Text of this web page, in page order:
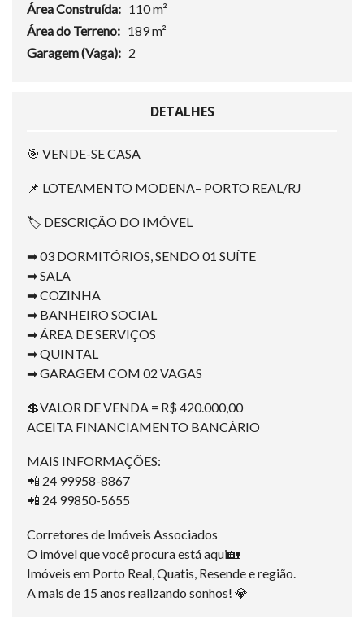
Área Construída: 110 m²
Área do Terreno: 189 m²
Garagem (Vaga): 2
DETALHES
🎯 VENDE-SE CASA
📌 LOTEAMENTO MODENA– PORTO REAL/RJ
🏷 DESCRIÇÃO DO IMÓVEL
➡ 03 DORMITÓRIOS, SENDO 01 SUÍTE
➡ SALA
➡ COZINHA
➡ BANHEIRO SOCIAL
➡ ÁREA DE SERVIÇOS
➡ QUINTAL
➡ GARAGEM COM 02 VAGAS
💲VALOR DE VENDA = R$ 420.000,00
ACEITA FINANCIAMENTO BANCÁRIO
MAIS INFORMAÇÕES:
📲 24 99958-8867
📲 24 99850-5655
Corretores de Imóveis Associados
O imóvel que você procura está aqui🏡
Imóveis em Porto Real, Quatis, Resende e região.
A mais de 15 anos realizando sonhos! 💎